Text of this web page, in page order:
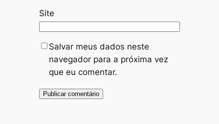
Site
Salvar meus dados neste
navegador para a próxima vez
que eu comentar.